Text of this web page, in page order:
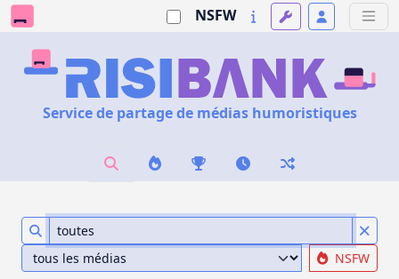
NSFW
Service de partage de médias humoristiques
NSFW